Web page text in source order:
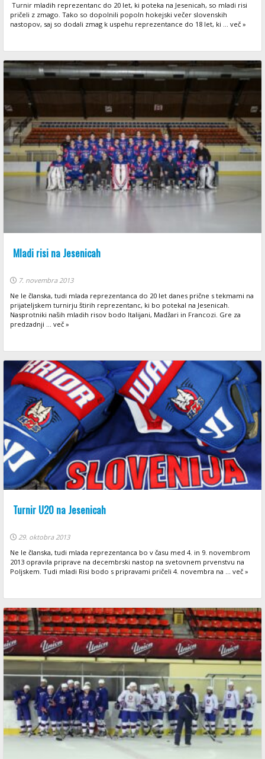
Turnir mladih reprezentanc do 20 let, ki poteka na Jesenicah, so mladi risi
pričeli z zmago. Tako so dopolnili popoln hokejski večer slovenskih
nastopov, saj so dodali zmag k uspehu reprezentance do 18 let, ki ... več »
Mladi risi na Jesenicah
7. novembra 2013
Ne le članska, tudi mlada reprezentanca do 20 let danes prične s tekmami na
prijateljskem turnirju štirih reprezentanc, ki bo potekal na Jesenicah.
Nasprotniki naših mladih risov bodo Italijani, Madžari in Francozi. Gre za
predzadnji ... več »
Turnir U20 na Jesenicah
29. oktobra 2013
Ne le članska, tudi mlada reprezentanca bo v času med 4. in 9. novembrom
2013 opravila priprave na decembrski nastop na svetovnem prvenstvu na
Poljskem. Tudi mladi Risi bodo s pripravami pričeli 4. novembra na ... več »